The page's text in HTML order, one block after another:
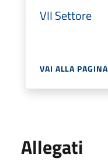
VII Settore
VAI ALLA PAGINA
Allegati